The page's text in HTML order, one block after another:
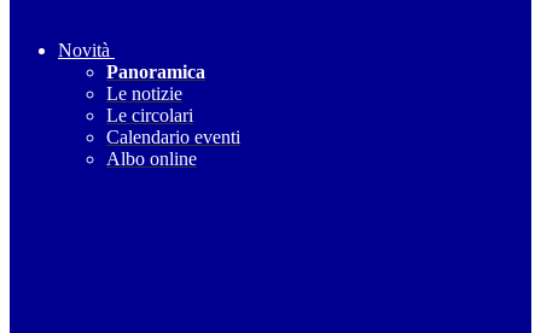
Novità
Panoramica
Le notizie
Le circolari
Calendario eventi
Albo online